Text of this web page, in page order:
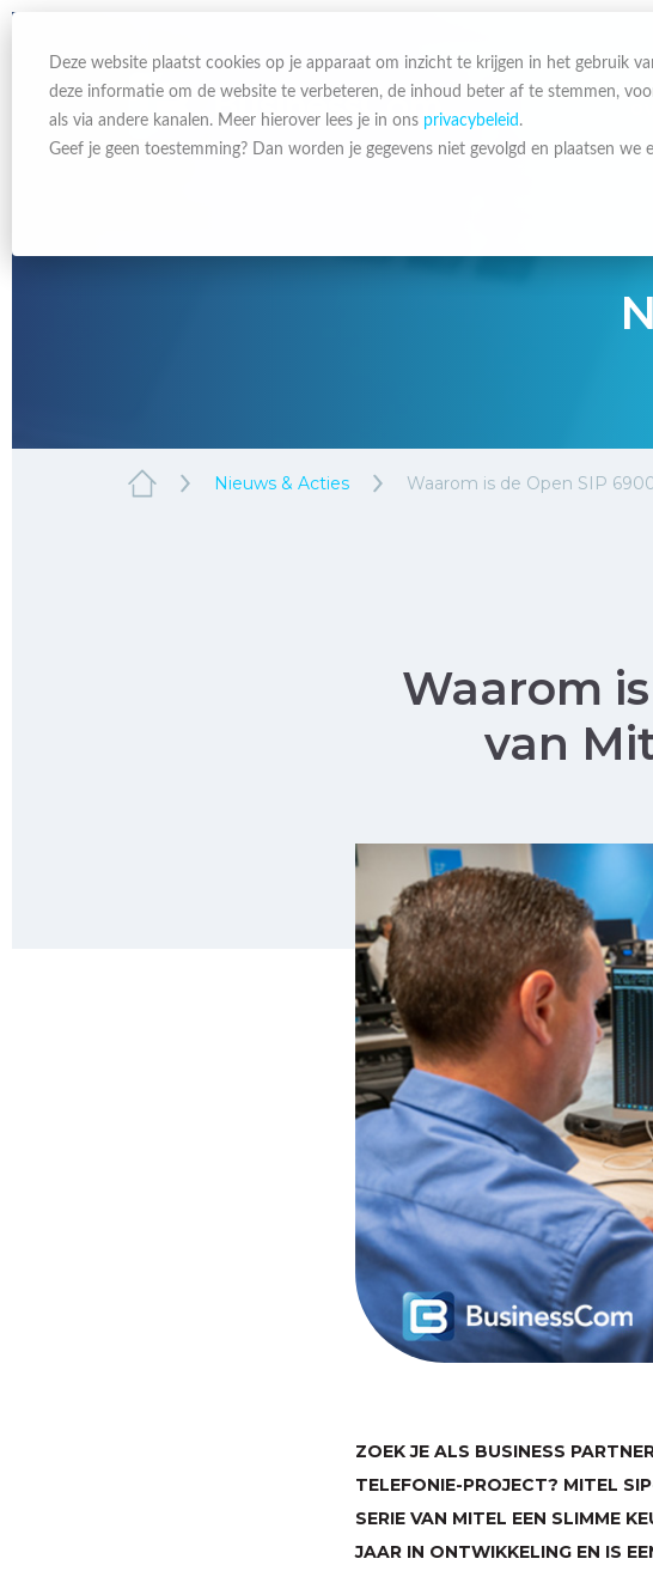
Deze website plaatst cookies op je apparaat om inzicht te krijgen in het gebruik
deze informatie om de website te verbeteren, de inhoud beter af te stemmen,
als via andere kanalen. Meer hierover lees je in ons privacybeleid .
Geef je geen toestemming? Dan worden je gegevens niet gevolgd en plaatsen
Nieuws & Acties Waarom is de Open SIP
Waarom
van
ZOEK JE ALS BUSINESS
TELEFONIE-PROJECT? MITEL SIP
SERIE VAN MITEL EEN SLIMME
JAAR IN ONTWIKKELING EN IS